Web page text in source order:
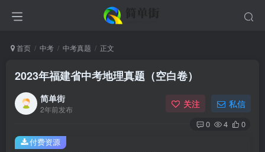
首页 中考 中考真题 正文
2023年福建省中考地理真题（空白卷）
简单街
2年前发布 关注 私信
0 4 0
付费资源